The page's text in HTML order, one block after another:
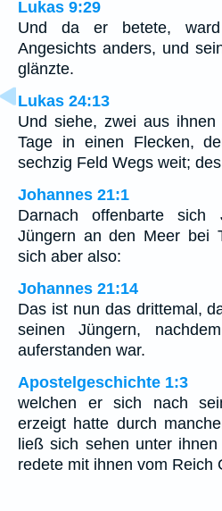
Lukas 9:29
Und da er betete,
Angesichts anders, und
glänzte.
Lukas 24:13
Und siehe, zwei aus ihnen
Tage in einen Flecken,
sechzig Feld Wegs weit;
Johannes 21:1
Darnach offenbarte sich
Jüngern an den Meer bei
sich aber also:
Johannes 21:14
Das ist nun das drittemal,
seinen Jüngern,
auferstanden war.
Apostelgeschichte 1:3
welchen er sich nach
erzeigt hatte durch
ließ sich sehen unter
redete mit ihnen vom Reich